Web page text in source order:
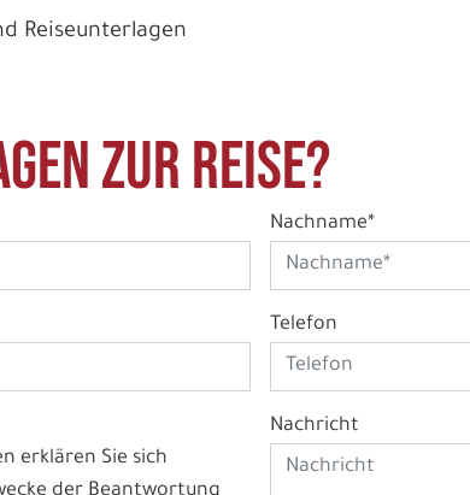
Reiseunterlagen
zur Reise?
Nachname*
Telefon
erklären Sie sich
Nachricht